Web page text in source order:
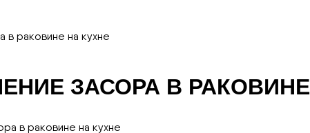
в раковине на кухне
ЗАСОРА В